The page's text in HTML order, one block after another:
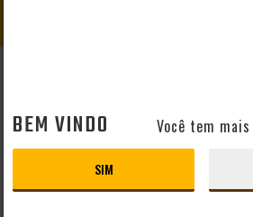
Perguntas Frequentes
Mapa do Site
Formas de Pagamento
BEM VINDO Você tem
SIM